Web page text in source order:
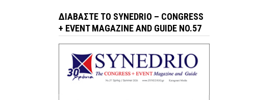
ΔΙΑΒΆΣΤΕ ΤΟ SYNEDRIO – CONGRESS
+ EVENT MAGAZINE AND GUIDE NO.57